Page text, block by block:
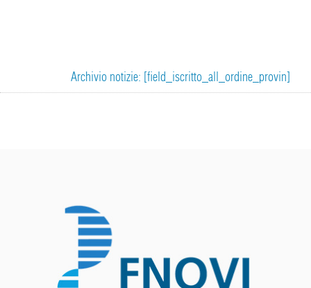
Archivio notizie: [field_iscritto_all_ordine_provin]